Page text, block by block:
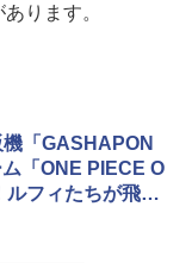
ります。
「GASHAPON
「ONE PIECE O
ルフィたちが飛び